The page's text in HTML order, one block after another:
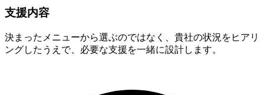
支援内容
決まったメニューから選ぶのではなく、貴社の状況をヒアリ
ングしたうえで、必要な支援を一緒に設計します。